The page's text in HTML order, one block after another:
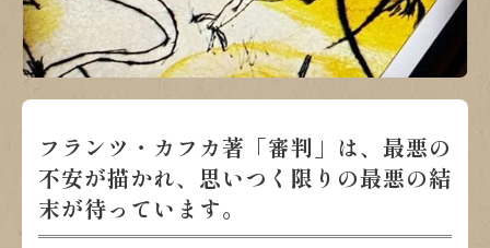
フランツ・カフカ著「審判」は、最悪の
不安が描かれ、思いつく限りの最悪の結
末が待っています。